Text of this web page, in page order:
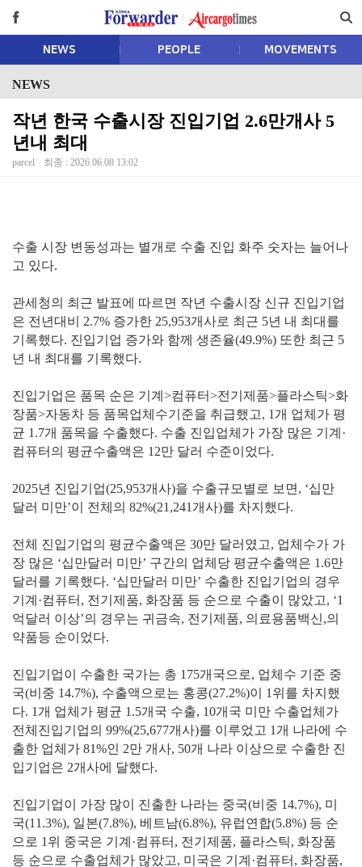
NEWS PEOPLE MOVEMENTS
NEWS
작년 한국 수출시장 진입기업 2.6만개사 5
년내 최대
parcel 최종 : 2026.06.08 13:02
수출 시장 변동성과는 별개로 수출 진입 화주 숫자는 늘어나
고 있다.
관세청의 최근 발표에 따르면 작년 수출시장 신규 진입기업
은 전년대비 2.7% 증가한 25,953개사로 최근 5년 내 최대를
기록했다. 진입기업 증가와 함께 생존율(49.9%) 또한 최근 5
년 내 최대를 기록했다.
진입기업은 품목 순은 기계>컴퓨터>전기제품>플라스틱>화
장품>자동차 등 품목업체수기준을 취급했고, 1개 업체가 평
균 1.7개 품목을 수출했다. 수출 진입업체가 가장 많은 기계·
컴퓨터의 평균수출액은 12만 달러 수준이었다.
2025년 진입기업(25,953개사)을 수출규모별로 보면, ‘십만
달러 미만’이 전체의 82%(21,241개사)를 차지했다.
전체 진입기업의 평균수출액은 30만 달러였고, 업체수가 가
장 많은 ‘십만달러 미만’ 구간의 업체당 평균수출액은 1.6만
달러를 기록했다. ‘십만달러 미만’ 수출한 진입기업의 경우
기계·컴퓨터, 전기제품, 화장품 등 순으로 수출이 많았고, ‘1
억달러 이상’의 경우는 귀금속, 전기제품, 의료용품백신,의
약품등 순이었다.
진입기업이 수출한 국가는 총 175개국으로, 업체수 기준 중
국(비중 14.7%), 수출액으로는 홍콩(27.2%)이 1위를 차지했
다. 1개 업체가 평균 1.5개국 수출, 10개국 미만 수출업체가
전체진입기업의 99%(25,677개사)를 이루었고 1개 나라에 수
출한 업체가 81%인 2만 개사, 50개 나라 이상으로 수출한 진
입기업은 2개사에 달했다.
진입기업이 가장 많이 진출한 나라는 중국(비중 14.7%), 미
국(11.3%), 일본(7.8%), 베트남(6.8%), 유럽연합(5.8%) 등 순
으로 1위 중국은 기계·컴퓨터, 전기제품, 플라스틱, 화장품
등 순으로 수출업체가 많았고, 미국은 기계·컴퓨터, 화장품,